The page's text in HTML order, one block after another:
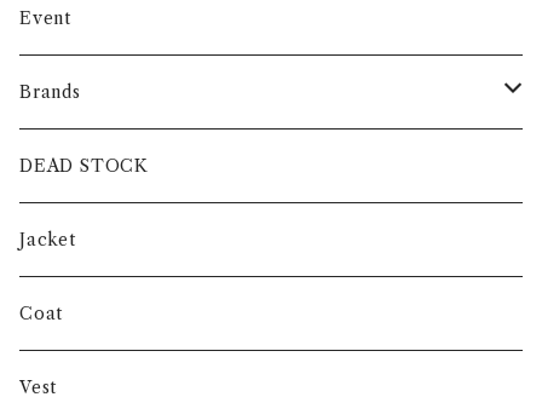
Event
Brands
intch.
SHUREN
INVERTERE
Gambert
DEAD STOCK
Jacket
Coat
Vest